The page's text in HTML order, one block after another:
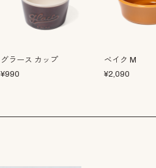
グラース カップ
¥990
ベイク M
¥2,090